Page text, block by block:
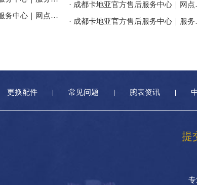
· 成都卡地亚官方售后服务中心｜网点地址与官方客服电话权威信息公告（2026年7月最新）
· 成都卡地
· 成都卡地
更换配件 常见问题 腕表资讯
提